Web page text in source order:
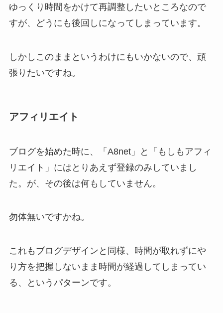
ゆっくり時間をかけて再調整したいところなので
すが、どうにも後回しになってしまっています。
しかしこのままというわけにもいかないので、頑
張りたいですね。
アフィリエイト
ブログを始めた時に、「A8net」と「もしもアフィ
リエイト」にはとりあえず登録のみしていまし
た。が、その後は何もしていません。
勿体無いですかね。
これもブログデザインと同様、時間が取れずにや
り方を把握しないまま時間が経過してしまってい
る、というパターンです。